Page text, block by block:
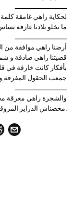
ـــــــــــــــــــــــــــ
لحكاية راهي غامقة
ما نخلو بلادنا غارقة
ـــــــــــــــــــــــــــ
أرضنا راهي موافقة من
قضيتنا راهي صادقة و
بأفكار كانت خارقة في
جمعت الحقول المفرقة
ـــــــــــــــــــــــــــ
والشجرة راهي معرقة
مخصناش الدزاير المزوقة النهضة هي المطلب.